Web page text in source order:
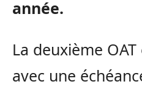
année.
La deuxième
avec une